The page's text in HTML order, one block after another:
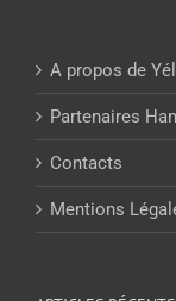
A propos de
Partenaires
Contacts
Mentions